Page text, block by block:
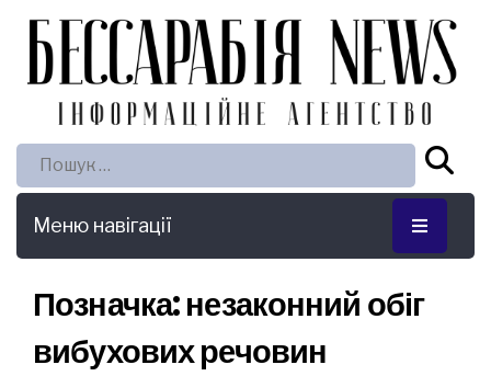
Пошук:
Меню навігації
Позначка:незаконний обіг
вибухових речовин